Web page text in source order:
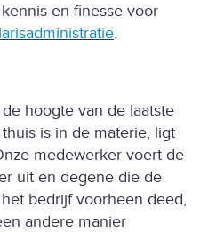
en finesse voor
.
hoogte van de laatste
is in de materie, ligt
medewerker voert de
uit en degene die de
bedrijf voorheen deed,
andere manier